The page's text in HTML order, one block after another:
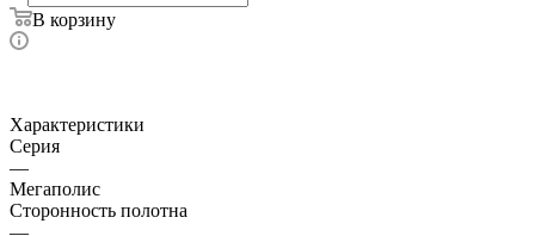
В корзину
Характеристики
Серия
—
Мегаполис
Сторонность полотна
—